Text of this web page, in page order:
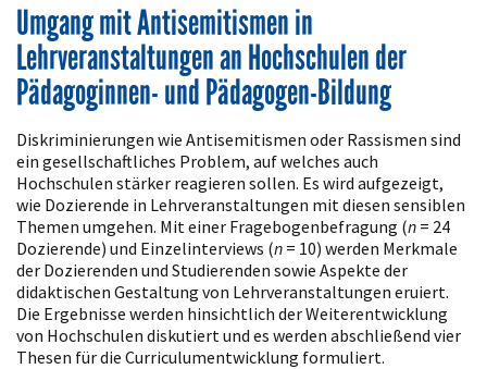
Umgang mit Antisemitismen in
Lehrveranstaltungen an Hochschulen der
Pädagoginnen- und Pädagogen-Bildung
Artikelinhalt
Diskriminierungen wie Antisemitismen oder Rassismen sind
ein gesellschaftliches Problem, auf welches auch
Hochschulen stärker reagieren sollen. Es wird aufgezeigt,
wie Dozierende in Lehrveranstaltungen mit diesen sensiblen
Themen umgehen. Mit einer Fragebogenbefragung (n = 24
Dozierende) und Einzelinterviews (n = 10) werden Merkmale
der Dozierenden und Studierenden sowie Aspekte der
didaktischen Gestaltung von Lehrveranstaltungen eruiert.
Die Ergebnisse werden hinsichtlich der Weiterentwicklung
von Hochschulen diskutiert und es werden abschließend vier
Thesen für die Curriculumentwicklung formuliert.